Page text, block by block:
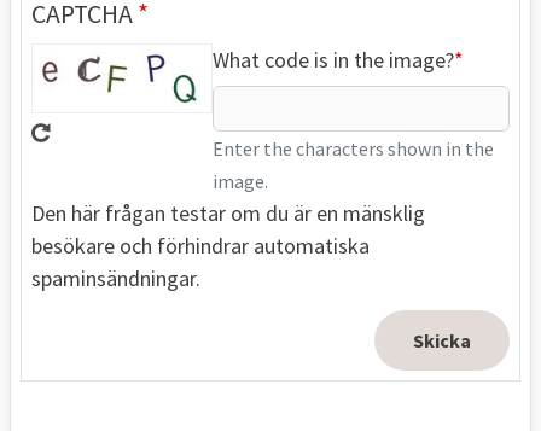
CAPTCHA
What code is in the image?
Enter the characters shown in the
image.
Den här frågan testar om du är en mänsklig
besökare och förhindrar automatiska
spaminsändningar.